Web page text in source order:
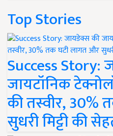
Top Stories
Success Story:
जायटॉनिक
की तस्वीर,
सुधरी मिट्टी की